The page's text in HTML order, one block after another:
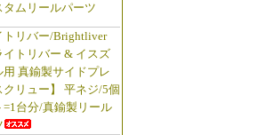
ムリールパーツ
トリバー/Brightliver
イトリバー & イスズ
用 真鍮製サイドプレ
クリュー】 平ネジ/5個
=1台分/真鍮製リール